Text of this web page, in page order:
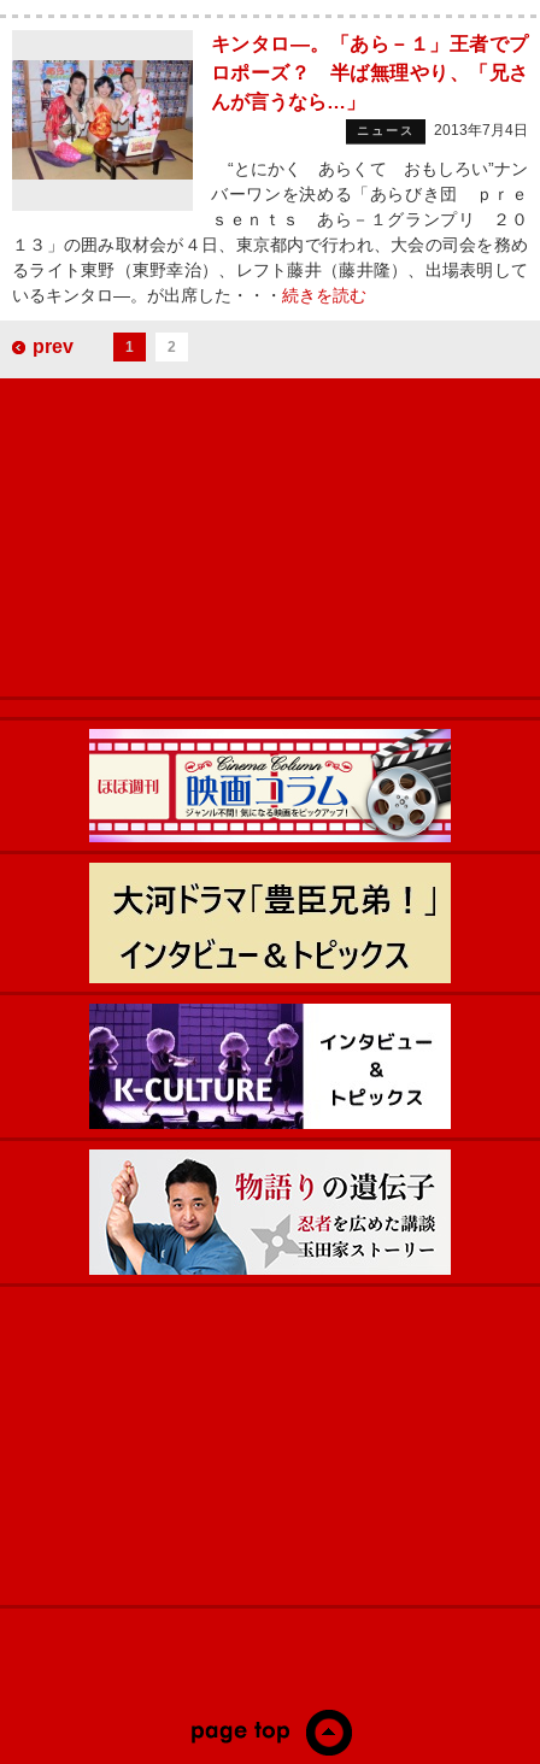
キンタロ―。「あら－１」王者でプ
ロポーズ？ 半ば無理やり、「兄さ
んが言うなら…」
ニュース 2013年7月4日
“とにかく あらくて おもしろい”ナン
バーワンを決める「あらびき団 ｐｒｅ
ｓｅｎｔｓ あら－１グランプリ ２０
１３」の囲み取材会が４日、東京都内で行われ、大会の司会を務め
るライト東野（東野幸治）、レフト藤井（藤井隆）、出場表明して
いるキンタロ―。が出席した・・・ 続きを読む
prev 1 2